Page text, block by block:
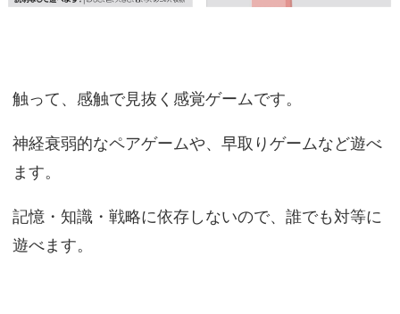
触って、感触で見抜く感覚ゲームです。
神経衰弱的なペアゲームや、早取りゲームなど遊べ
ます。
記憶・知識・戦略に依存しないので、誰でも対等に
遊べます。